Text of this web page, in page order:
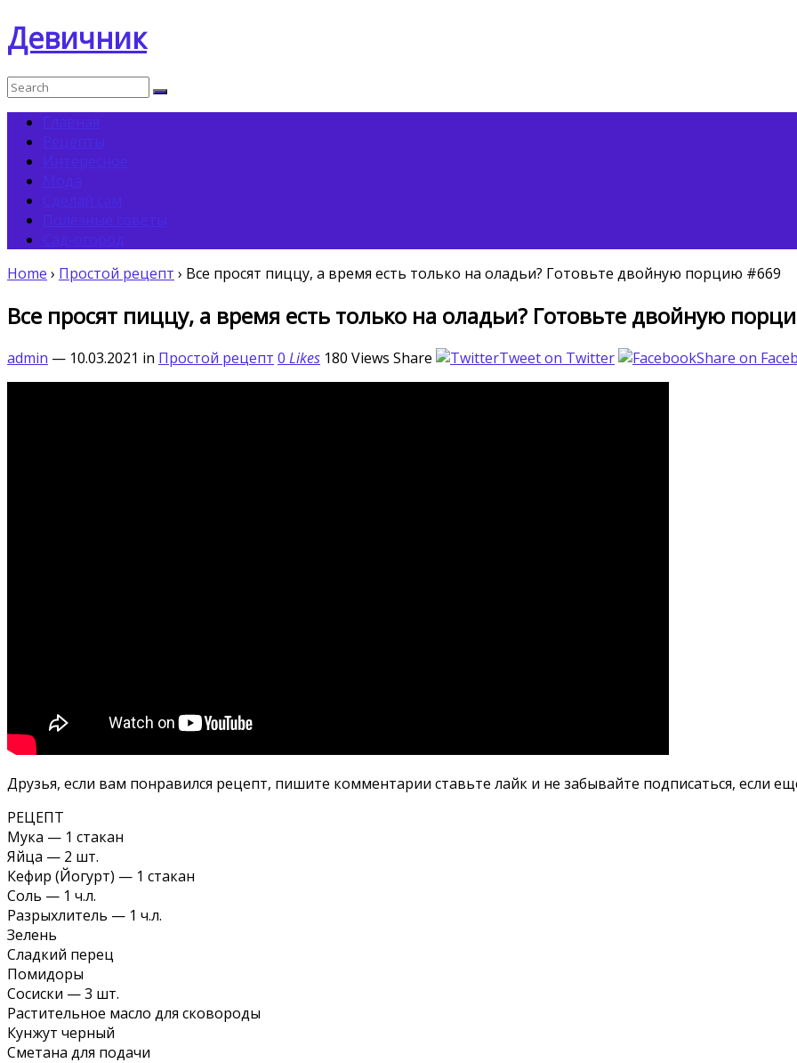
Девичник
Home › Простой рецепт › Все просят пиццу, а время есть только на оладьи? Готовьте двойную порцию #669
Все просят пиццу, а время есть только на оладьи? Готовьте двойную
admin — 10.03.2021 in Простой рецепт 0 Likes 180 Views Share Tweet on Twitter Share on
Друзья, если вам понравился рецепт, пишите комментарии ставьте лайк и не забывайте подписаться, если
РЕЦЕПТ
Мука — 1 стакан
Яйца — 2 шт.
Кефир (Йогурт) — 1 стакан
Соль — 1 ч.л.
Разрыхлитель — 1 ч.л.
Зелень
Сладкий перец
Помидоры
Сосиски — 3 шт.
Растительное масло для сковороды
Кунжут черный
Сметана для подачи